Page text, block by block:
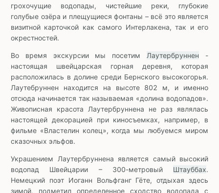
грохочущие водопады, чистейшие реки, глубокие
голубые озёра и плещущиеся фонтаны – всё это является
визитной карточкой как самого Интерлакена, так и его
окрестностей.
Во время экскурсии мы посетим Лаутербруннен -
настоящая швейцарская горная деревня, которая
расположилась в долине среди Бернского высокогорья.
Лаутебруннен находится на высоте 802 м, и именно
отсюда начинается так называемая «долина водопадов».
Живописная красота Лаутербруннена не раз являлась
настоящей декорацией при киносъемках, например, в
фильме «Властелин колец», когда мы любуемся миром
сказочных эльфов.
Украшением Лаутербруннена является самый высокий
водопад Швейцарии – 300-метровый Штауббах.
Немецкий поэт Иоганн Вольфганг Гёте, отдыхая здесь
зимой, подметил определенное сходство водопада с